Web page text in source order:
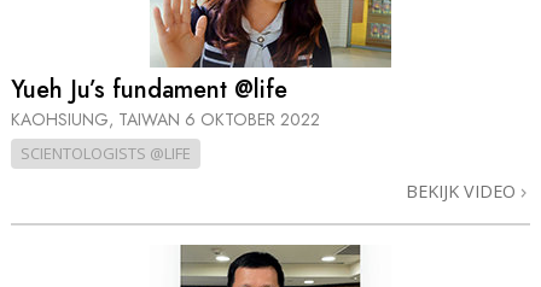
Yueh Ju’s fundament @life
KAOHSIUNG, TAIWAN 6 OKTOBER 2022
SCIENTOLOGISTS @LIFE
BEKIJK VIDEO